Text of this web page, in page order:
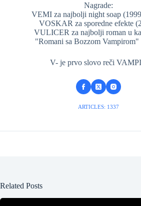
Nagrade:
VEMI za najbolji night soap
VOSKAR za sporedne efekte
VULICER za najbolji roman u
"Romani sa Bozzom Vampirom"
V- je prvo slovo reči
ARTICLES: 1337
Related Posts